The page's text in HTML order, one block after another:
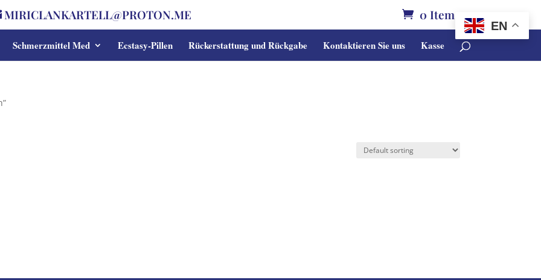
MIRICLANKARTELL@PROTON.ME 0 Items
Schmerzmittel Med Ecstasy-Pillen Rückerstattung und Rückgabe Kontaktieren Sie uns Kasse
EN